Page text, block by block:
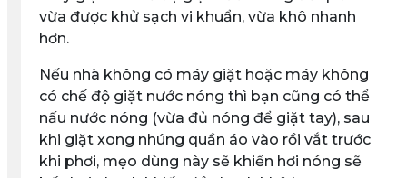
vừa được khử sạch vi khuẩn, vừa khô nhanh
hơn.
Nếu nhà không có máy giặt hoặc máy không
có chế độ giặt nước nóng thì bạn cũng có thể
nấu nước nóng (vừa đủ nóng để giặt tay), sau
khi giặt xong nhúng quần áo vào rồi vắt trước
khi phơi, mẹo dùng này sẽ khiến hơi nóng sẽ